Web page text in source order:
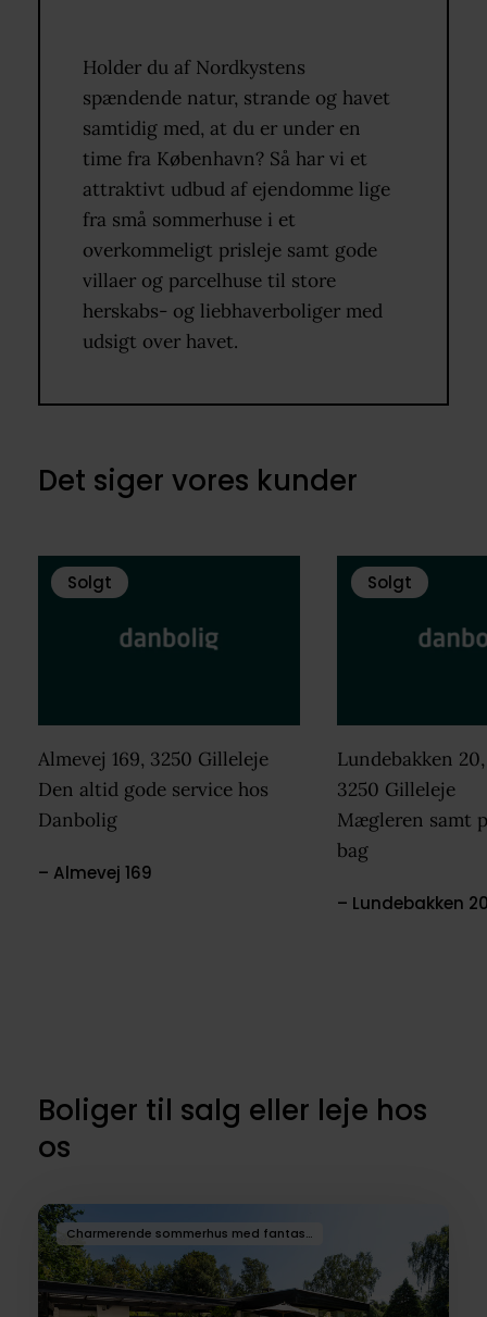
Holder du af Nordkystens
spændende natur, strande og havet
samtidig med, at du er under en
time fra København? Så har vi et
attraktivt udbud af ejendomme lige
fra små sommerhuse i et
overkommeligt prisleje samt gode
villaer og parcelhuse til store
herskabs- og liebhaverboliger med
udsigt over havet.
Det siger vores kunder
Solgt
Almevej 169, 3250 Gilleleje
Den altid gode service hos
Danbolig
– Almevej 169
Solgt
Lundebakken
3250 Gilleleje
Mægleren samt
bag
– Lundebakken
Boliger til salg eller leje hos
os
Charmerende sommerhus med fantastisk overdækket terrasse med åben pejs og udsigt til fredet engområde